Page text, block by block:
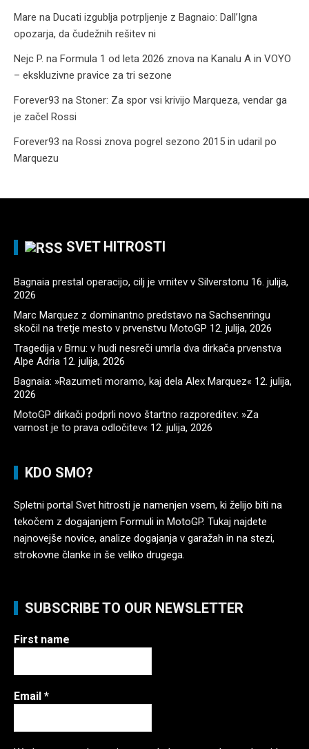
Mare na Ducati izgublja potrpljenje z Bagnaio: Dall’Igna
opozarja, da čudežnih rešitev ni
Nejc P. na Formula 1 od leta 2026 znova na Kanalu A in VOYO
– ekskluzivne pravice za tri sezone
Forever93 na Stoner: Za spor vsi krivijo Marqueza, vendar ga
je začel Rossi
Forever93 na Rossi znova pogrel sezono 2015 in udaril po
Marquezu
SVET HITROSTI
Bagnaia prestal operacijo, cilj je vrnitev v Silverstonu 16. julija,
2026
Marc Marquez z dominantno predstavo na Sachsenringu
skočil na tretje mesto v prvenstvu MotoGP 12. julija, 2026
Tragedija v Brnu: v hudi nesreči umrla dva dirkača prvenstva
Alpe Adria 12. julija, 2026
Bagnaia: »Razumeti moramo, kaj dela Alex Marquez« 12. julija,
2026
MotoGP dirkači podprli novo štartno razporeditev: »Za
varnost je to prava odločitev« 12. julija, 2026
KDO SMO?
Spletni portal Svet hitrosti je namenjen vsem, ki želijo biti na
tekočem z dogajanjem Formuli in MotoGP. Tukaj najdete
najnovejše novice, analize dogajanja v garažah in na stezi,
strokovne članke in še veliko drugega.
SUBSCRIBE TO OUR NEWSLETTER
First name
Email *